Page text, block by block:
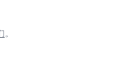
。